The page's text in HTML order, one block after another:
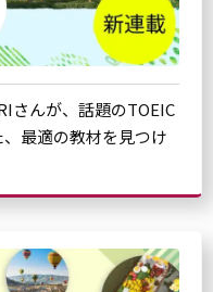
さんが、話題のTOEIC
最適の教材を見つけ